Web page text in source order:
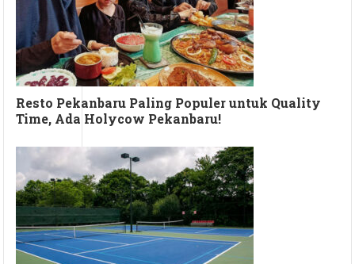
Resto Pekanbaru Paling Populer untuk Quality
Time, Ada Holycow Pekanbaru!